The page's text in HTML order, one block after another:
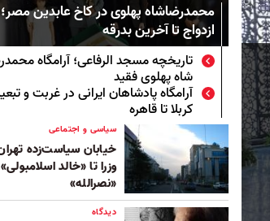
محمدرضاشاه پهلوی در کاخ عابدین مصر؛
ازدواج تا آخرین بدرقه
تاریخچه مسجد الرفاعی؛ آرامگاه
شاه پهلوی فقید
آرامگاه پادشاهان ایرانی در غربت و
کربلا تا قاهره
سیاسی و اجتماعی
خیابان سیاست‌زده
وزرا تا «خالد
«نصرالله»
دیدگاه